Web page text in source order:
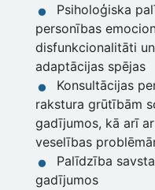
Psiholoģiska
personības
disfunkcionalitāti
adaptācijas spējas
Konsultācijas
rakstura grūtībām
gadījumos, kā arī
veselības
Palīdzība
gadījumos